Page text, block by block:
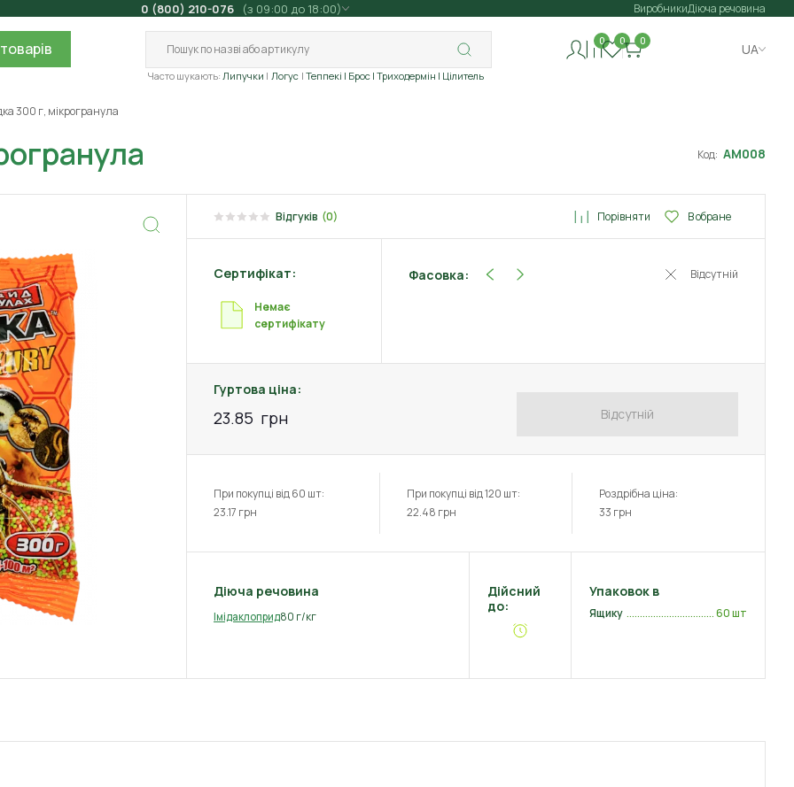
0 (800) 210-076 (з 09:00 до 18:00) ВиробникиДіюча речовина
Часто шукають: Липучки Логус Теппекі | Брос | Триходермін | Цілитель
0 0 0
UA
300 г, мікрогранула
Код: АМ008
Відгуків (0) Порівняти В обране
Сертифікат:
Немає
сертифікату
Фасовка: Відсутній
Гуртова ціна:
23.85 грн Відсутній
При покупці від 60 шт:
23.17 грн
При покупці від 120 шт:
22.48 грн
Роздрібна ціна:
33 грн
Діюча речовина
Імідаклоприд80 г/кг
Дійсний
до:
Упаковок в
Ящику 60 шт